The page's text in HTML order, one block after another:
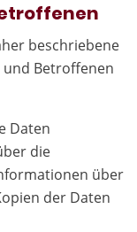
beschriebene
Betroffenen
Daten
die
über
der Daten